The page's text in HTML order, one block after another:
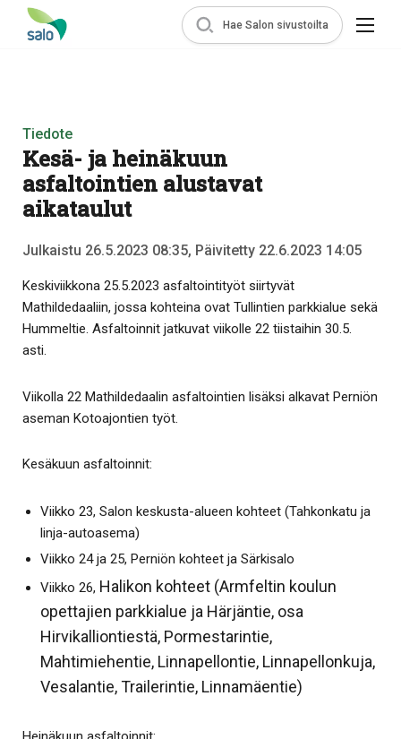
Hae Salon sivustoilta
Tiedote
Kesä- ja heinäkuun
asfaltointien alustavat
aikataulut
Julkaistu 26.5.2023 08:35, Päivitetty 22.6.2023 14:05
Keskiviikkona 25.5.2023 asfaltointityöt siirtyvät
Mathildedaaliin, jossa kohteina ovat Tullintien parkkialue sekä
Hummeltie. Asfaltoinnit jatkuvat viikolle 22 tiistaihin 30.5.
asti.
Viikolla 22 Mathildedaalin asfaltointien lisäksi alkavat Perniön
aseman Kotoajontien työt.
Kesäkuun asfaltoinnit:
Viikko 23, Salon keskusta-alueen kohteet (Tahkonkatu ja
linja-autoasema)
Viikko 24 ja 25, Perniön kohteet ja Särkisalo
Viikko 26, Halikon kohteet (Armfeltin koulun
opettajien parkkialue ja Härjäntie, osa
Hirvikalliontiestä, Pormestarintie,
Mahtimiehentie, Linnapellontie, Linnapellonkuja,
Vesalantie, Trailerintie, Linnamäentie)